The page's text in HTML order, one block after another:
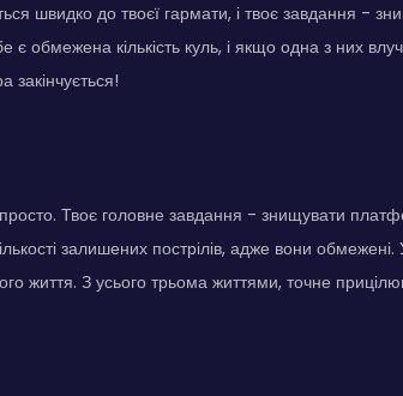
швидко до твоєї гармати, і твоє завдання -
є обмежена кількість куль, і якщо одна з них
закінчується!
Твоє головне завдання - знищувати
залишених пострілів, адже вони
життя. З усього трьома життями, точне